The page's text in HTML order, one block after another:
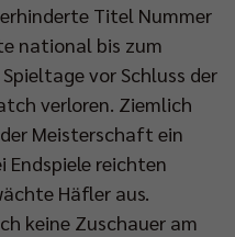
Titel Nummer
national bis zum
vor Schluss der
verloren. Ziemlich
Meisterschaft ein
reichten
Häfler aus.
keine Zuschauer am